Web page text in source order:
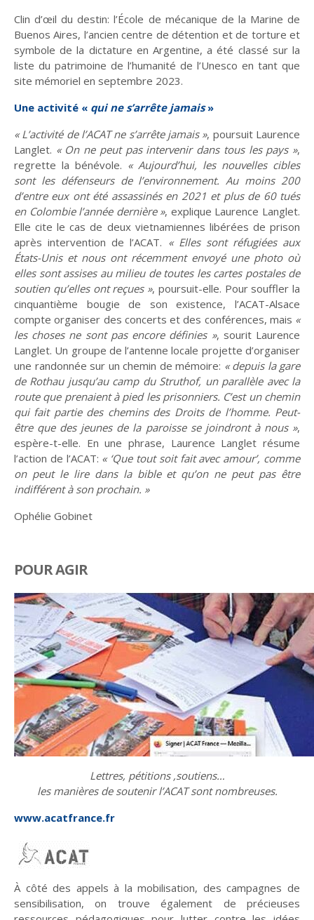
Culture Pour respirer
En bref
Événements -
actualité
Fêtes Les mots de la fin
Ce que peut la
Retraites spirituelles :
D'un monde à l'Autre
Ces proches qui
aident
Que peut la justice ?
Où le temps nous
place
Gripper les rouages
de la violence
Les liens de chœur
Clin d’œil du destin: l’École de mécanique de la Marine de
Buenos Aires, l’ancien centre de détention et de torture et
symbole de la dictature en Argentine, a été classé sur la
liste du patrimoine de l’humanité de l’Unesco en tant que
site mémoriel en septembre 2023.
Une activité « qui ne s’arrête jamais»
« L’activité de l’ACAT ne s’arrête jamais », poursuit Laurence
Langlet. « On ne peut pas intervenir dans tous les pays »,
regrette la bénévole. « Aujourd’hui, les nouvelles cibles
sont les défenseurs de l’environnement. Au moins 200
d’entre eux ont été assassinés en 2021 et plus de 60 tués
en Colombie l’année dernière », explique Laurence Langlet.
Elle cite le cas de deux vietnamiennes libérées de prison
après intervention de l’ACAT. « Elles sont réfugiées aux
États-Unis et nous ont récemment envoyé une photo où
elles sont assises au milieu de toutes les cartes postales de
soutien qu’elles ont reçues », poursuit-elle. Pour souffler la
cinquantième bougie de son existence, l’ACAT-Alsace
compte organiser des concerts et des conférences, mais «
les choses ne sont pas encore définies », sourit Laurence
Langlet. Un groupe de l’antenne locale projette d’organiser
une randonnée sur un chemin de mémoire: « depuis la gare
de Rothau jusqu’au camp du Struthof, un parallèle avec la
route que prenaient à pied les prisonniers. C’est un chemin
qui fait partie des chemins des Droits de l’homme. Peut-
être que des jeunes de la paroisse se joindront à nous »,
espère-t-elle. En une phrase, Laurence Langlet résume
l’action de l’ACAT: « ‘Que tout soit fait avec amour’, comme
on peut le lire dans la bible et qu’on ne peut pas être
indifférent à son prochain. »
Ophélie Gobinet
POUR AGIR
Lettres, pétitions ,soutiens…
les manières de soutenirl’ACATsontnombreuses.
www.acatfrance.fr
À côté des appels à la mobilisation, des campagnes de
sensibilisation, on trouve également de précieuses